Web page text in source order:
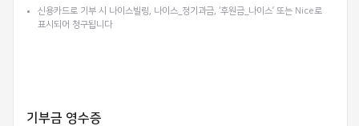
신용카드로 기부 시 나이스빌링, 나이스_정기과금, ‘후원금_나이스’ 또는 Nice로
표시되어 청구됩니다
기부금 영수증